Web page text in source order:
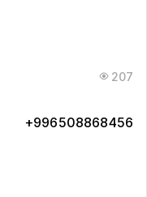
207
+996508868456